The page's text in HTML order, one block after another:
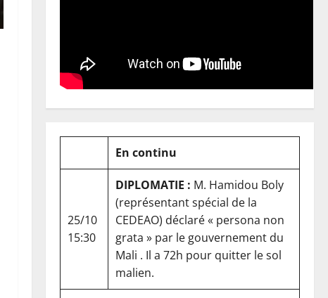
En continu
25/10
15:30
DIPLOMATIE : M. Hamidou Boly
(représentant spécial de la
CEDEAO) déclaré « persona non
grata » par le gouvernement du
Mali . Il a 72h pour quitter le sol
malien.